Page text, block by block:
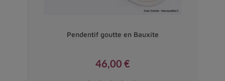
Pendentif goutte en Bauxite
46,00 €